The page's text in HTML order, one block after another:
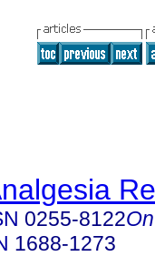
0255-8122
1688-1273